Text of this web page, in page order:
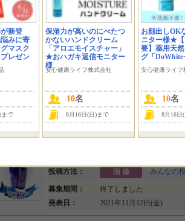
新登
みに寄
マスク
レゼン
まで
保湿力が高いのにべたつ
かないハンドクリーム
「アロエモイスチャー」
★おハガキ返信モニター
様
安心健康ライフ株式会社
10名
8月16日(日)まで
お顔出しOK
ニター様★
要】薬用天
グ「
安心健康ライフ
10名
8月16日
発表日：
2021年12月3日(金)
乾燥の季節到来！【ルブレン 喉・口臭
にケアできる！
モニター数：
10名
投稿方法：
みんなの
募集期間：
終了しました
発表日：
2021年11月26日(金)
オーガニックなマウスウォッシュ【ル
投稿方法：
みんなの
募集期間：
終了しました
発表日：
2021年11月12日(金)